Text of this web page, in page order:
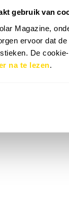
gebruik van
Magazine,
ervoor dat
De
na te lezen.
Academy |